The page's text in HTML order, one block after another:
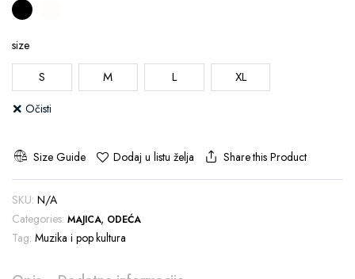
size
S M L XL
Očisti
Size Guide Dodaj u listu želja Share this Product
SKU: N/A
Categories: MAJICA, ODEĆA
Tag: Muzika i pop kultura